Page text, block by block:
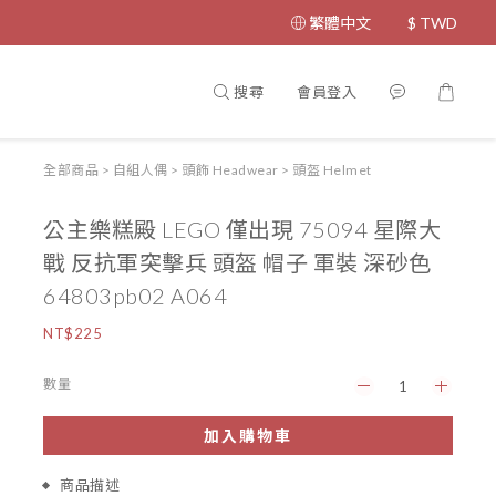
繁體中文 $ TWD
搜尋 會員登入
全部商品 > 自組人偶 > 頭飾 Headwear > 頭盔 Helmet
公主樂糕殿 LEGO 僅出現 75094 星際大
戰 反抗軍突擊兵 頭盔 帽子 軍裝 深砂色
64803pb02 A064
NT$225
數量
加入購物車
商品描述